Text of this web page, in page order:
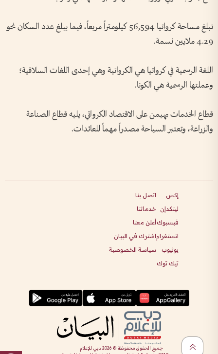
تبلغ مساحة كرواتيا 56,594 كيلومتراً مربعاً، فيما يبلغ عدد السكان نحو
4.29 ملايين نسمة.
اللغة الرسمية في كرواتيا هي الكرواتية وهي إحدى اللغات السلافية؛
وعملتها الرسمية هي الكونا.
قطاع الخدمات يهيمن على الاقتصاد الكرواتي، يليه قطاع الصناعة
والزراعة، وتعتبر السياحة مصدراً مهماً للعائدات.
إكس
لينكدإن
فيسبوك
انستغرام
يوتيوب
تيك توك
اتصل بنا
خدماتنا
أعلن معنا
اشترك في البيان
سياسة الخصوصية
جميع الحقوق محفوظة ©2026 دبي للإعلام